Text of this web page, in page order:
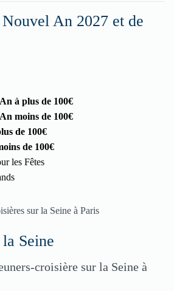
An 2027 et de
à plus de 100€
moins de 100€
de 100€
de 100€
les Fêtes
Seine
croisière sur la Seine à